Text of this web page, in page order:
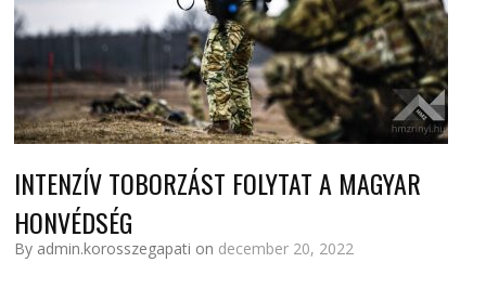
INTENZÍV TOBORZÁST FOLYTAT A MAGYAR
HONVÉDSÉG
By admin.korosszegapati on december 20, 2022